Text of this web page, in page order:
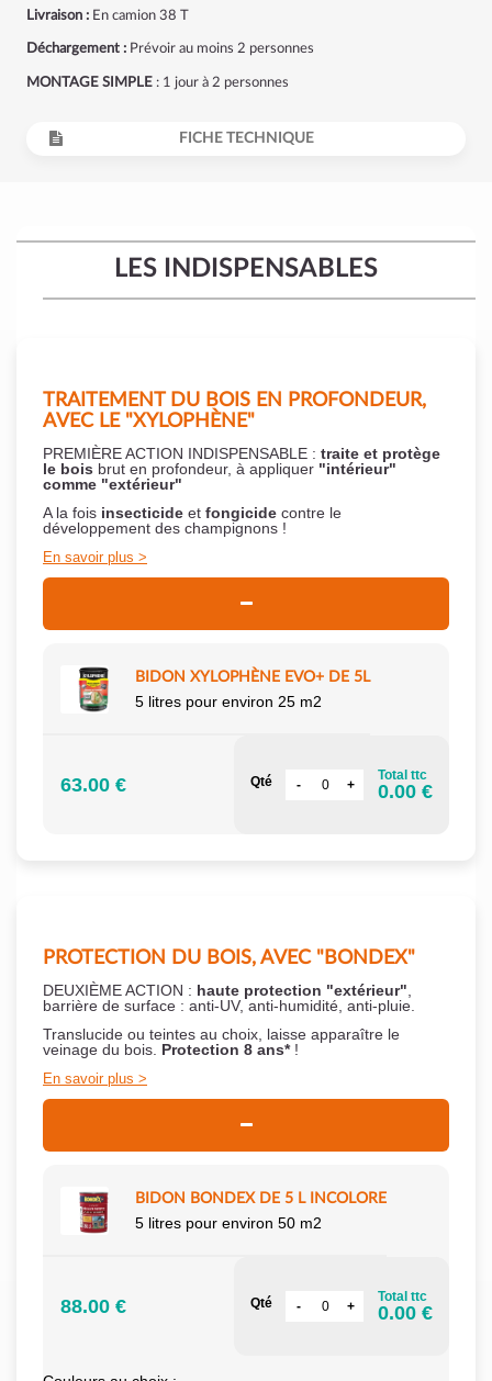
Livraison : En camion 38 T
Déchargement : Prévoir au moins 2 personnes
MONTAGE SIMPLE : 1 jour à 2 personnes
FICHE TECHNIQUE
LES INDISPENSABLES
TRAITEMENT DU BOIS EN PROFONDEUR,
AVEC LE "XYLOPHÈNE"
PREMIÈRE ACTION INDISPENSABLE : traite et protège
le bois brut en profondeur, à appliquer "intérieur"
comme "extérieur"
A la fois insecticide et fongicide contre le
développement des champignons !
En savoir plus
BIDON XYLOPHÈNE EVO+ DE 5L
5 litres pour environ 25 m2
63.00 € Qté Total ttc
0.00 €
PROTECTION DU BOIS, AVEC "BONDEX"
DEUXIÈME ACTION : haute protection "extérieur"
barrière de surface : anti-UV, anti-humidité, anti-pluie.
Translucide ou teintes au choix, laisse apparaître le
veinage du bois. Protection 8 ans*!
En savoir plus
BIDON BONDEX DE 5 L INCOLORE
5 litres pour environ 50 m2
88.00 € Qté Total ttc
0.00 €